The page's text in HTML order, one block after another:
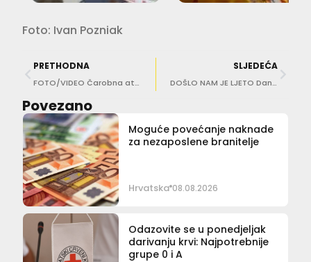
Foto: Ivan Pozniak
PRETHODNA
FOTO/VIDEO Čarobna atmosfera na jubilarnom 15. koncertu ‘Pozdrav ljetu’ Ane Rucner
SLJEDEĆA
DOŠLO NAM JE LJETO Dan danas traje više od 15 sati – a još je i subota! Gdje ćeš bolje
Povezano
Moguće povećanje naknade
za nezaposlene branitelje
Hrvatska 08.08.2026
Odazovite se u ponedjeljak
darivanju krvi: Najpotrebnije
grupe 0 i A